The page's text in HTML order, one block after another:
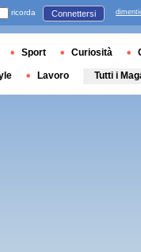
ricorda Connettersi
Sport Curiosità
Lavoro Tutti i